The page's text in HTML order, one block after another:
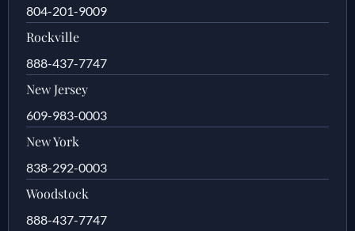
804-201-9009
Rockville
888-437-7747
New Jersey
609-983-0003
New York
838-292-0003
Woodstock
888-437-7747